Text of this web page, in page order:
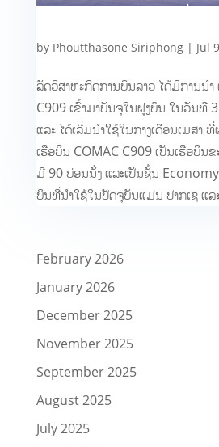
by Phoutthasone Siriphong| Jul
ລັດວິສາຫະກິດການບິນລາວ ໄດ້ມີການນຳ
C909 ເຂົ້າມາບັນຈຸໃນຝູງບິນ ໃນວັນທີ
ແລະ ໄດ້ເລີ່ມນໍາໃຊ້ໃນກາງເດືອນເມສາ
ເຮືອບິນ COMAC C909 ເປັນເຮືອບິນ
ມີ 90 ບ່ອນນັ່ງ ແລະເປັນຊັ້ນ
ບິນທີ່ນຳໃຊ້ໃນປັດຈຸບັນແມ່ນ ປາກເຊ ແລ
February 2026
January 2026
December 2025
November 2025
September 2025
August 2025
July 2025